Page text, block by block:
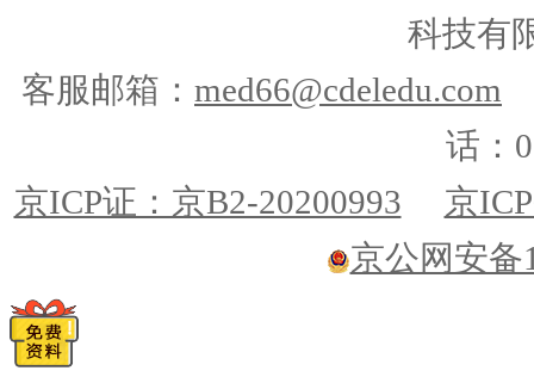
科技有
客服邮箱： med66@cdeledu.com
话：
京ICP证：京B2-20200993
京
京公网安备